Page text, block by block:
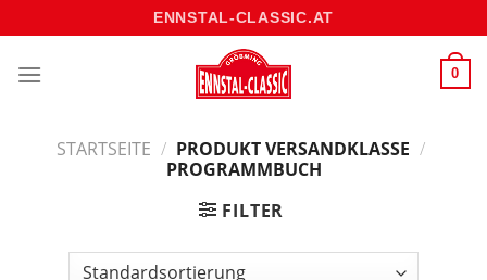
to
content
ENNSTAL-CLASSIC.AT
0
STARTSEITE / PRODUKT VERSANDKLASSE /
PROGRAMMBUCH
FILTER